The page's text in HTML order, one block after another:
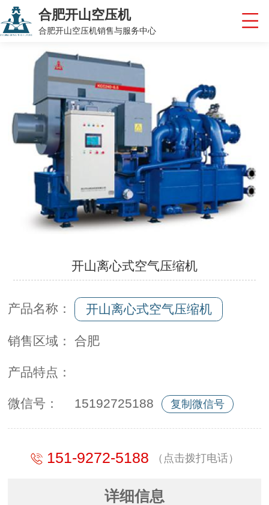
合肥开山空压机
合肥开山空压机销售与服务中心
开山离心式空气压缩机
产品名称： 开山离心式空气压缩机
销售区域： 合肥
产品特点：
微信号： 15192725188 复制微信号
151-9272-5188 （点击拨打电话）
详细信息